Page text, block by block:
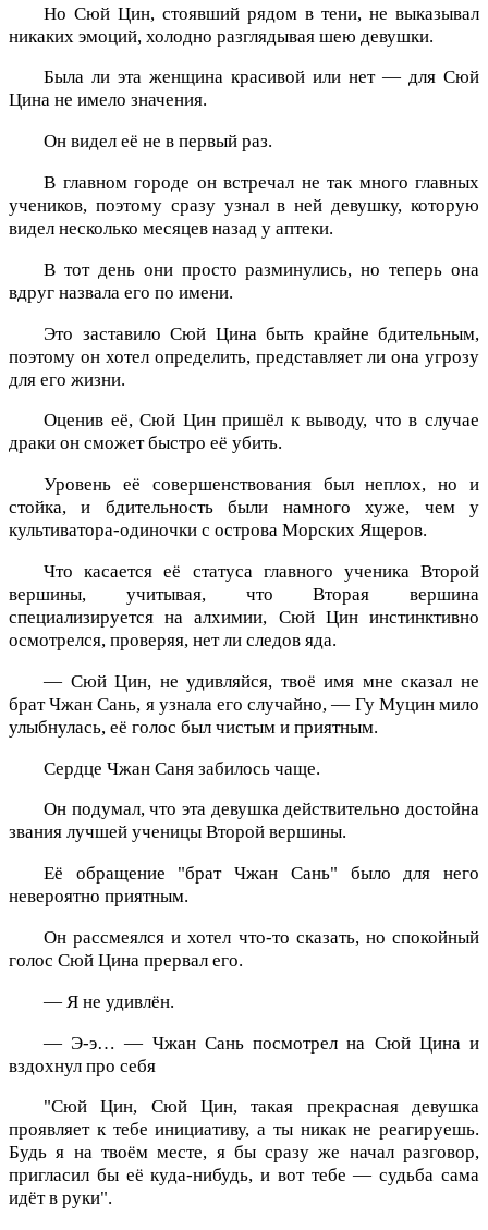
Но Сюй Цин, стоявший рядом в тени, не выказывал
никаких эмоций, холодно разглядывая шею девушки.
Была ли эта женщина красивой или нет — для Сюй
Цина не имело значения.
Он видел её не в первый раз.
В главном городе он встречал не так много главных
учеников, поэтому сразу узнал в ней девушку, которую
видел несколько месяцев назад у аптеки.
В тот день они просто разминулись, но теперь она
вдруг назвала его по имени.
Это заставило Сюй Цина быть крайне бдительным,
поэтому он хотел определить, представляет ли она угрозу
для его жизни.
Оценив её, Сюй Цин пришёл к выводу, что в случае
драки он сможет быстро её убить.
Уровень её совершенствования был неплох, но и
стойка, и бдительность были намного хуже, чем у
культиватора-одиночки с острова Морских Ящеров.
Что касается её статуса главного ученика Второй
вершины, учитывая, что Вторая вершина
специализируется на алхимии, Сюй Цин инстинктивно
осмотрелся, проверяя, нет ли следов яда.
— Сюй Цин, не удивляйся, твоё имя мне сказал не
брат Чжан Сань, я узнала его случайно, — Гу Муцин мило
улыбнулась, её голос был чистым и приятным.
Сердце Чжан Саня забилось чаще.
Он подумал, что эта девушка действительно достойна
звания лучшей ученицы Второй вершины.
Её обращение "брат Чжан Сань" было для него
невероятно приятным.
Он рассмеялся и хотел что-то сказать, но спокойный
голос Сюй Цина прервал его.
— Я не удивлён.
— Э-э… — Чжан Сань посмотрел на Сюй Цина и
вздохнул про себя
"Сюй Цин, Сюй Цин, такая прекрасная девушка
проявляет к тебе инициативу, а ты никак не реагируешь.
Будь я на твоём месте, я бы сразу же начал разговор,
пригласил бы её куда-нибудь, и вот тебе — судьба сама
идёт в руки".